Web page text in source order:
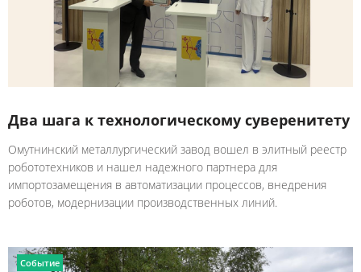
Два шага к технологическому суверенитету
Омутнинский металлургический завод вошел в элитный реестр
робототехников и нашел надежного партнера для
импортозамещения в автоматизации процессов, внедрения
роботов, модернизации производственных линий.
Событие